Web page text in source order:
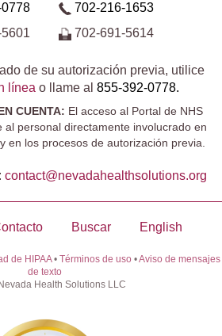
702-216-1653
702-691-5614
de su autorización previa, utilice
líneao llame al 855-392-0778.
CUENTA: El acceso al Portal de NHS
al personal directamente involucrado en
en los procesos de autorización previa.
contact@​nevadahealthsolutions.org
Buscar English
de HIPAA• Términos de uso•Aviso de mensajes
de texto
Health Solutions LLC